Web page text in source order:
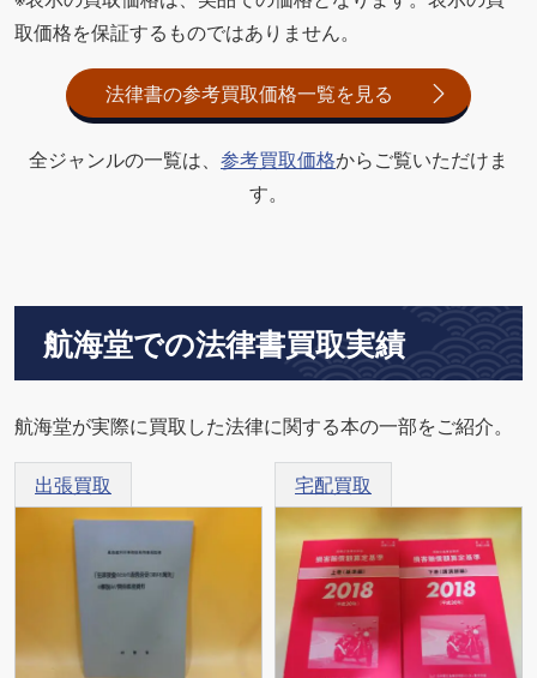
取価格を保証するものではありません。
法律書の参考買取価格一覧を見る
全ジャンルの一覧は、 参考買取価格からご覧いただけま
す。
航海堂での法律書買取実績
航海堂が実際に買取した法律に関する本の一部をご紹介。
出張買取 宅配買取